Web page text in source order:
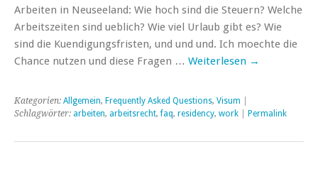
Arbeiten in Neuseeland: Wie hoch sind die Steuern? Welche
Arbeitszeiten sind ueblich? Wie viel Urlaub gibt es? Wie
sind die Kuendigungsfristen, und und und. Ich moechte die
Chance nutzen und diese Fragen … Weiterlesen →
Kategorien: Allgemein, Frequently Asked Questions, Visum
Schlagwörter: arbeiten, arbeitsrecht,faq, residency, work Permalink